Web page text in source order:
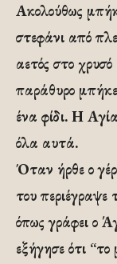
Ακολούθως
στεφάνι από
αετός στο
παράθυρο
ένα φίδι. Η
όλα αυτά.
Όταν ήρθε ο
του περιέγραψε
όπως γράφει ο
εξήγησε ότι “το